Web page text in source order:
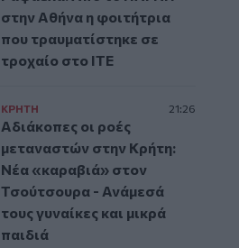
στην Αθήνα η φοιτήτρια
που τραυματίστηκε σε
τροχαίο στο ΙΤΕ
ΚΡΗΤΗ 21:26
Αδιάκοπες οι ροές
μεταναστών στην Κρήτη:
Νέα «καραβιά» στον
Τσούτσουρα - Ανάμεσά
τους γυναίκες και μικρά
παιδιά